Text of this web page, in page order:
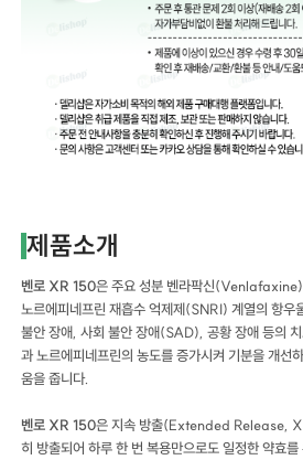
제품소개
벤로 XR 150은 주요 성분 벤라팍신
노르에피네프린 재흡수 억제제(SNRI) 계열의 항우
불안 장애, 사회 불안 장애(SAD), 공황 장애 등의
과 노르에피네프린의 농도를 증가시켜 기분을 개선
움을 줍니다.
벤로 XR 150은 지속 방출(Extended Release,
히 방출되어 하루 한 번 복용만으로도 일정한 약효